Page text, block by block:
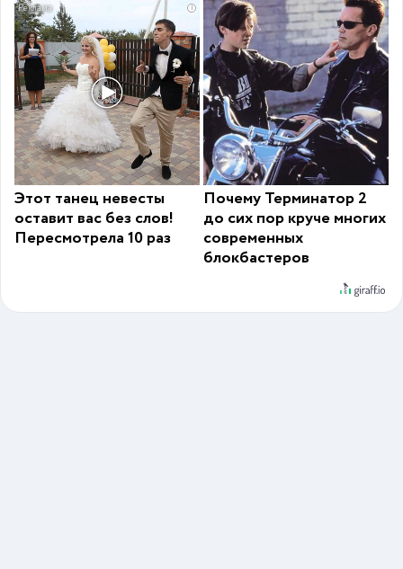
i
Этот танец невесты
оставит вас без слов!
Пересмотрела 10 раз
Почему Терминатор 2
до сих пор круче многих
современных
блокбастеров